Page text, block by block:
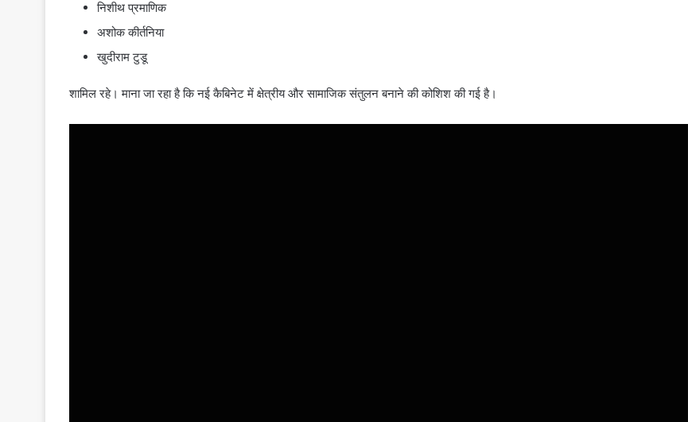
निशीथ प्रमाणिक
अशोक कीर्तनिया
खुदीराम टुडू
शामिल रहे। माना जा रहा है कि नई कैबिनेट में क्षेत्रीय और सामाजिक संतुलन बनाने की कोशिश की गई है।